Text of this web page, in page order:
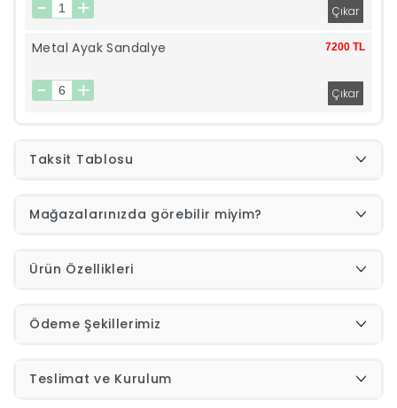
Yaz
İndirimleri
Outlet
Afilli
Destek
Merkezi
Sipariş
Girişi
Metal Ayak Sandalye 7200 TL
Taksit Tablosu
Mağazalarınızda görebilir miyim?
Ürün Özellikleri
Ödeme Şekillerimiz
Teslimat ve Kurulum